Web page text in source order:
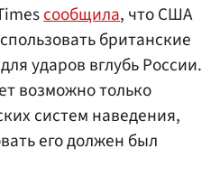
сообщила, что США
британские
ударов вглубь России.
возможно только
систем наведения,
его должен был